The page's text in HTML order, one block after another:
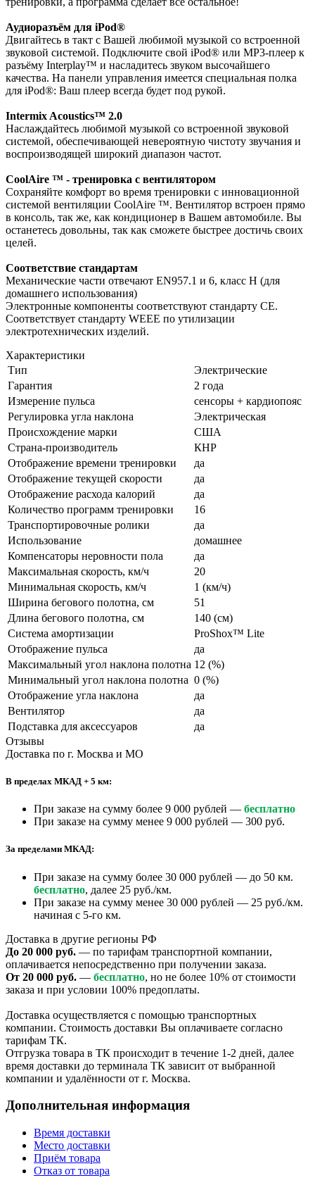
Аудиоразъём для iPod®
Двигайтесь в такт с Вашей любимой музыкой со встроенной
звуковой системой. Подключите свой iPod® или MP3-плеер к
разъёму Interplay™ и насладитесь звуком высочайшего
качества. На панели управления имеется специальная полка
для iPod®: Ваш плеер всегда будет под рукой.
Intermix Acoustics™ 2.0
Наслаждайтесь любимой музыкой со встроенной звуковой
системой, обеспечивающей невероятную чистоту звучания и
воспроизводящей широкий диапазон частот.
CoolAire ™ - тренировка с вентилятором
Сохраняйте комфорт во время тренировки с инновационной
системой вентиляции CoolAire ™. Вентилятор встроен прямо
в консоль, так же, как кондиционер в Вашем автомобиле. Вы
останетесь довольны, так как сможете быстрее достичь своих
целей.
Соответствие стандартам
Механические части отвечают EN957.1 и 6, класс H (для
домашнего использования)
Электронные компоненты соответствуют стандарту CE.
Соответствует стандарту WEEE по утилизации
электротехнических изделий.
Характеристики
Тип
Электрические
Гарантия
2 года
Измерение пульса
сенсоры + кардиопояс
Регулировка угла наклона
Электрическая
Происхождение марки
США
Страна-производитель
КНР
Отображение времени тренировки
да
Отображение текущей скорости
да
Отображение расхода калорий
да
Количество программ тренировки
16
Транспортировочные ролики
да
Использование
домашнее
Компенсаторы неровности пола
да
Максимальная скорость, км/ч
20
Минимальная скорость, км/ч
1 (км/ч)
Ширина бегового полотна, см
51
Длина бегового полотна, см
140 (см)
Система амортизации
ProShox™ Lite
Отображение пульса
да
Максимальный угол наклона полотна 12 (%)
Минимальный угол наклона полотна 0 (%)
Отображение угла наклона
да
Вентилятор
да
Подставка для аксессуаров
да
Отзывы
Доставка по г. Москва и МО
В пределах МКАД + 5 км:
При заказе на сумму более 9 000 рублей — бесплатно
При заказе на сумму менее 9 000 рублей — 300 руб.
За пределами МКАД:
При заказе на сумму более 30 000 рублей — до 50 км.
бесплатно, далее 25 руб./км.
При заказе на сумму менее 30 000 рублей — 25 руб./км.
начиная с 5-го км.
Доставка в другие регионы РФ
До 20 000 руб. — по тарифам транспортной компании,
оплачивается непосредственно при получении заказа.
От 20 000 руб. — бесплатно, но не более 10% от стоимости
заказа и при условии 100% предоплаты.
Доставка осуществляется с помощью транспортных
компании. Стоимость доставки Вы оплачиваете согласно
тарифам ТК.
Отгрузка товара в ТК происходит в течение 1-2 дней, далее
время доставки до терминала ТК зависит от выбранной
компании и удалённости от г. Москва.
Дополнительная информация
Время доставки
Место доставки
Приём товара
Отказ от товара